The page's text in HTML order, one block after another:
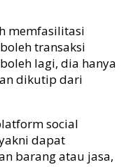
memfasilitasi
transaksi
lagi, dia hanya
dikutip dari
social
dapat
barang atau jasa,